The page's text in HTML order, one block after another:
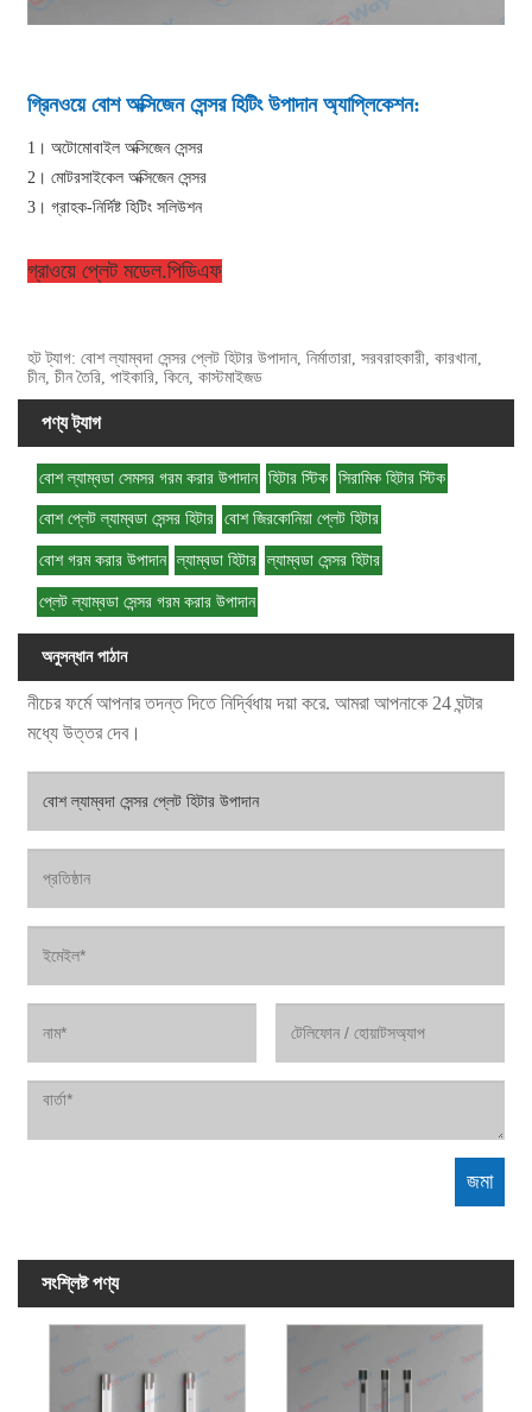
গ্রিনওয়ে বোশ অক্সিজেন সেন্সর হিটিং উপাদান অ্যাপ্লিকেশন:
1। অটোমোবাইল অক্সিজেন সেন্সর
2। মোটরসাইকেল অক্সিজেন সেন্সর
3। গ্রাহক-নির্দিষ্ট হিটিং সলিউশন
গ্রাওয়ে প্লেট মডেল.পিডিএফ
হট ট্যাগ: বোশ ল্যাম্বদা সেন্সর প্লেট হিটার উপাদান, নির্মাতারা, সরবরাহকারী, কারখানা,
চীন, চীন তৈরি, পাইকারি, কিনে, কাস্টমাইজড
পণ্য ট্যাগ
বোশ ল্যাম্বডা সেমসর গরম করার উপাদান হিটার স্টিক সিরামিক হিটার স্টিক
বোশ প্লেট ল্যাম্বডা সেন্সর হিটার বোশ জিরকোনিয়া প্লেট হিটার
বোশ গরম করার উপাদান ল্যাম্বডা হিটার ল্যাম্বডা সেন্সর হিটার
প্লেট ল্যাম্বডা সেন্সর গরম করার উপাদান
অনুসন্ধান পাঠান
নীচের ফর্মে আপনার তদন্ত দিতে নির্দ্বিধায় দয়া করে. আমরা আপনাকে 24 ঘন্টার
মধ্যে উত্তর দেব।
সংশ্লিষ্ট পণ্য